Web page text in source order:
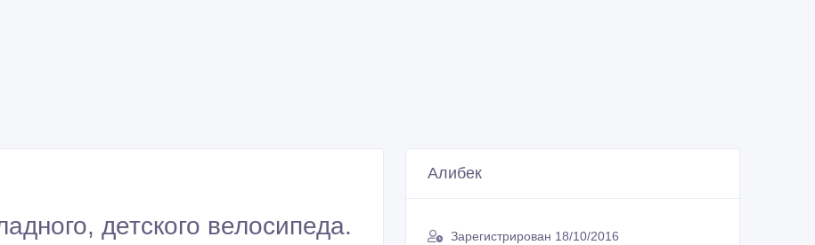
детского велосипеда.
Алибек
Зарегистрирован 18/10/2016